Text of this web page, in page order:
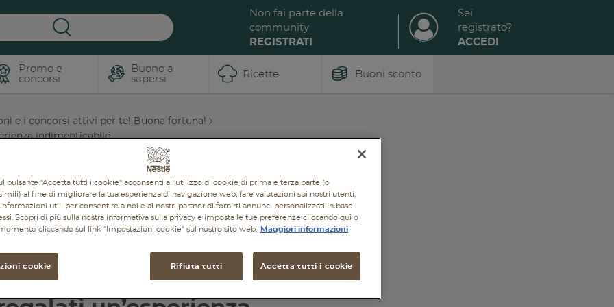
Non fai parte della
community
REGISTRATI
Sei
registrato?
ACCEDI
Promo e
concorsi
Buono a
sapersi
Ricette Buoni sconto
e i concorsi attivi per te! Buona fortuna!
indimenticabile
pulsante "Accetta tutti i cookie" acconsenti all'utilizzo di cookie di prima e terza parte (o
al fine di migliorare la tua esperienza di navigazione web, fare valutazioni sui nostri utenti,
utili per consentire a noi e ai nostri partner di fornirti annunci personalizzati in base
Scopri di più sulla nostra informativa sulla privacy e imposta le tue preferenze cliccando qui o
cliccando sul link "Impostazioni cookie" sul nostro sito web.
Maggiori informazioni
cookie Rifiuta tutti Accetta tutti i cookie